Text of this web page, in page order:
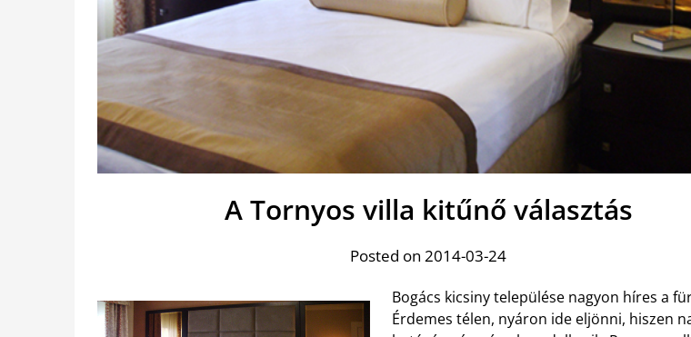
A Tornyos villa kitűnő választás
Posted on 2014-03-24
Bogács kicsiny települése nagyon híres a
Érdemes télen, nyáron ide eljönni, hiszen